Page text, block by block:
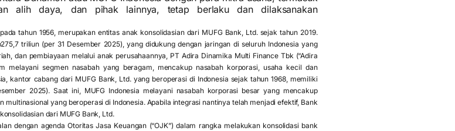
alih daya, dan pihak lainnya, tetap berlaku dan dilaksanakan
tahun 1956, merupakan entitas anak konsolidasian dari MUFG Bank, Ltd. sejak tahun 2019.
triliun (per 31 Desember 2025), yang didukung dengan jaringan di seluruh Indonesia yang
dan pembiayaan melalui anak perusahaannya, PT Adira Dinamika Multi Finance Tbk (“Adira
melayani segmen nasabah yang beragam, mencakup nasabah korporasi, usaha kecil dan
kantor cabang dari MUFG Bank, Ltd. yang beroperasi di Indonesia sejak tahun 1968, memiliki
2025). Saat ini, MUFG Indonesia melayani nasabah korporasi besar yang mencakup
multinasional yang beroperasi di Indonesia. Apabila integrasi nantinya telah menjadi efektif, Bank
dari MUFG Bank, Ltd.
dengan agenda Otoritas Jasa Keuangan (“OJK”) dalam rangka melakukan konsolidasi bank